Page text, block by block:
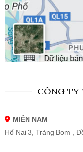
CÔNG TY
MIỀN NAM
Hố Nai 3, Trảng Bom ,